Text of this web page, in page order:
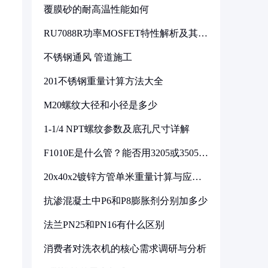
覆膜砂的耐高温性能如何
RU7088R功率MOSFET特性解析及其在
不锈钢通风 管道施工
201不锈钢重量计算方法大全
M20螺纹大径和小径是多少
1-1/4 NPT螺纹参数及底孔尺寸详解
F1010E是什么管？能否用3205或3505代
20x40x2镀锌方管单米重量计算与应用
抗渗混凝土中P6和P8膨胀剂分别加多少
法兰PN25和PN16有什么区别
消费者对洗衣机的核心需求调研与分析